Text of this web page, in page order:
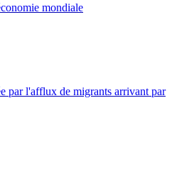
mondiale
par l'afflux de migrants arrivant par